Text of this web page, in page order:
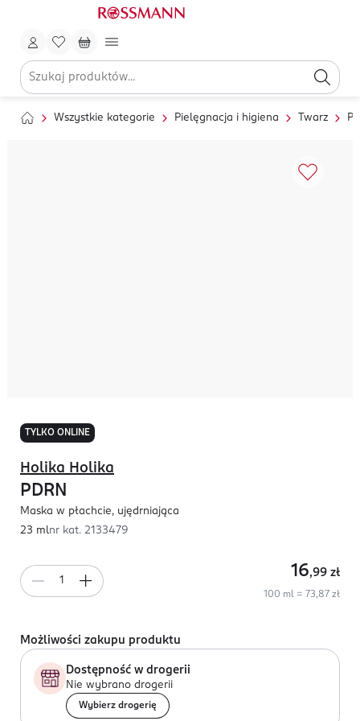
Wszystkie kategorie Pielęgnacja i higiena Twarz
TYLKO ONLINE
Holika Holika
PDRN
Maska w płachcie, ujędrniająca
23 mlnr kat. 2133479
16,99 zł
100 ml = 73,87 zł
Możliwości zakupu produktu
Dostępność w drogerii
Nie wybrano drogerii
Wybierz drogerię